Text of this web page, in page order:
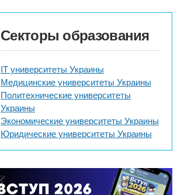
Секторы образования
IT университеты Украины
Медицинские университеты Украины
Политехнические университеты
Украины
Экономические университеты Украины
Юридические университеты Украины